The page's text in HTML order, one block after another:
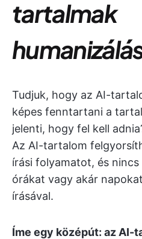
tartalmak
Tudjuk, hogy az AI-
képes fenntartani a
jelenti, hogy fel kell
Az AI-tartalom
írási folyamatot, és
órákat vagy akár
írásával.
Íme egy középút: az AI-